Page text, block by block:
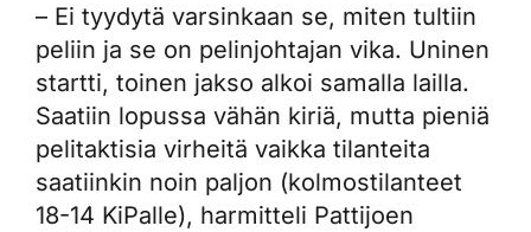
– Ei tyydytä varsinkaan se, miten tultiin
peliin ja se on pelinjohtajan vika. Uninen
startti, toinen jakso alkoi samalla lailla.
Saatiin lopussa vähän kiriä, mutta pieniä
pelitaktisia virheitä vaikka tilanteita
saatiinkin noin paljon (kolmostilanteet
18-14 KiPalle), harmitteli Pattijoen